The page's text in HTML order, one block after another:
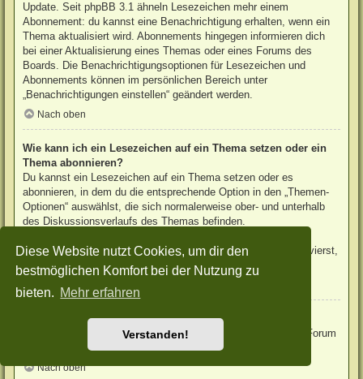
Diese Website nutzt Cookies, um dir den
bestmöglichen Komfort bei der Nutzung zu
bieten. Mehr erfahren
Verstanden!
Update. Seit phpBB 3.1 ähneln Lesezeichen mehr einem
Abonnement: du kannst eine Benachrichtigung erhalten, wenn ein
Thema aktualisiert wird. Abonnements hingegen informieren dich
bei einer Aktualisierung eines Themas oder eines Forums des
Boards. Die Benachrichtigungsoptionen für Lesezeichen und
Abonnements können im persönlichen Bereich unter
„Benachrichtigungen einstellen“ geändert werden.
Nach oben
Wie kann ich ein Lesezeichen auf ein Thema setzen oder ein
Thema abonnieren?
Du kannst ein Lesezeichen auf ein Thema setzen oder es
abonnieren, in dem du die entsprechende Option in den „Themen-
Optionen“ auswählst, die sich normalerweise ober- und unterhalb
des Diskussionsverlaufs des Themas befinden.
benachrichtigen, sobald eine Antwort geschrieben wurde“ aktivierst,
wird das Thema ebenfalls für dich abonniert.
Nach oben
Wie kann ich ein Forum abonnieren?
Um ein Forum zu abonnieren, verwende im Forum den Link „Forum
abonnieren“, der sich meist am Ende der Seite befindet.
Nach oben